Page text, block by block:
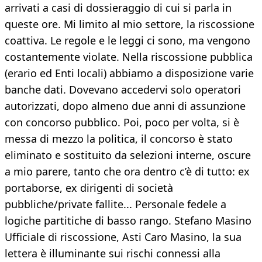
arrivati a casi di dossieraggio di cui si parla in
queste ore. Mi limito al mio settore, la riscossione
coattiva. Le regole e le leggi ci sono, ma vengono
costantemente violate. Nella riscossione pubblica
(erario ed Enti locali) abbiamo a disposizione varie
banche dati. Dovevano accedervi solo operatori
autorizzati, dopo almeno due anni di assunzione
con concorso pubblico. Poi, poco per volta, si è
messa di mezzo la politica, il concorso è stato
eliminato e sostituito da selezioni interne, oscure
a mio parere, tanto che ora dentro c’è di tutto: ex
portaborse, ex dirigenti di società
pubbliche/private fallite... Personale fedele a
logiche partitiche di basso rango. Stefano Masino
Ufficiale di riscossione, Asti Caro Masino, la sua
lettera è illuminante sui rischi connessi alla